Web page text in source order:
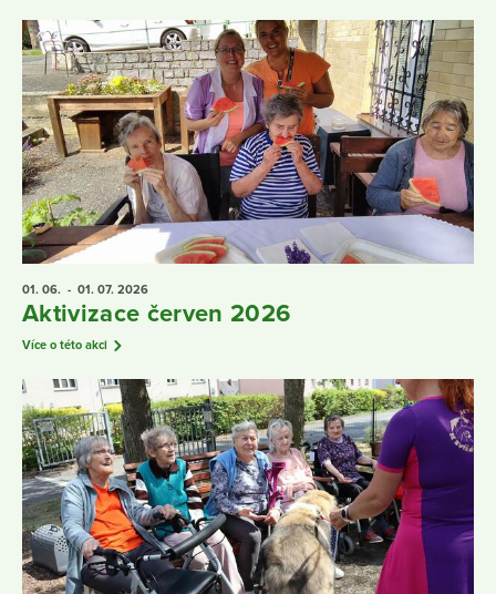
01. 06. - 01. 07. 2026
Aktivizace červen 2026
Více o této akci